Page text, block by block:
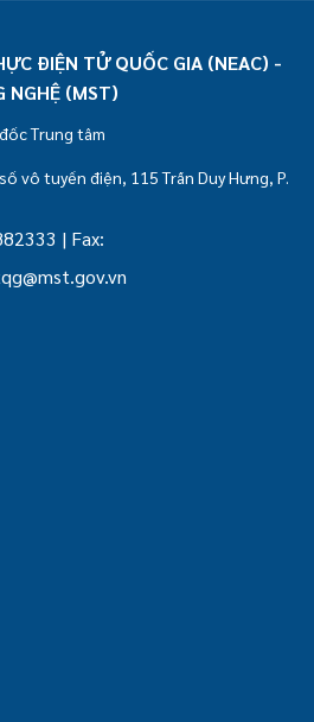
ĐIỆN TỬ QUỐC GIA (NEAC) -
NGHỆ (MST)
Trung tâm
vô tuyến điện, 115 Trần Duy Hưng, P.
| Fax: